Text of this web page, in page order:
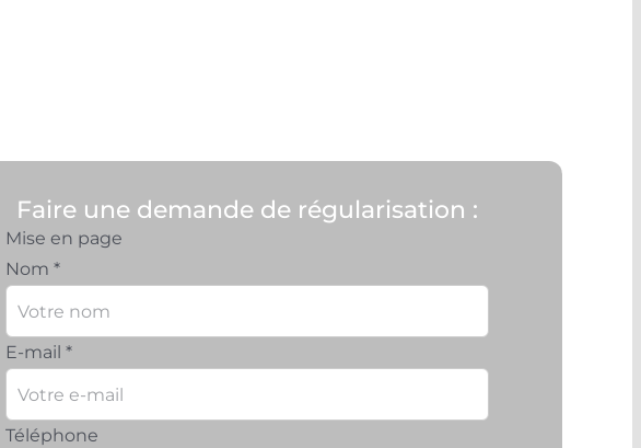
Faire une demande de régularisation :
Mise en page
Nom*
E-mail*
Téléphone